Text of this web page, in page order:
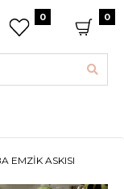
0 0
EMZIK ASKISI